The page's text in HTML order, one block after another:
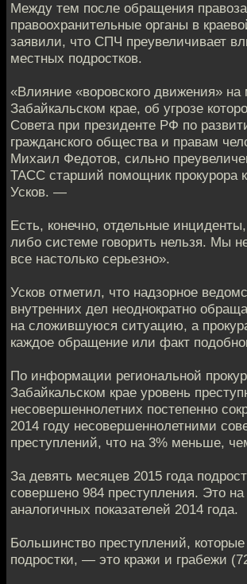
Между тем после обращения
правоохранительные органы в
заявили, что СПЧ преувеличивает
местных подростков.
«Влияние «воровского движения»
Забайкальском крае, об угрозе
Совета при президенте РФ по
гражданского общества и правам
Михаил Федотов, сильно
ТАСС старший помощник прокурора
Усков. —
Есть, конечно, отдельные
либо системе говорить нельзя. Мы
все настолько серьезно».
Усков отметил, что надзорное
внутренних дел неоднократно
на сложившуюся ситуацию, а
каждое обращение или факт
По информации региональной
Забайкальском крае уровень
несовершеннолетних постепенно
2014 году несовершеннолетними
преступлений, что на 3% меньше,
За девять месяцев 2015 года
совершено 984 преступления. Это
аналогичных показателей 2014 года.
Большинство преступлений,
подростки, — это кражи и грабежи